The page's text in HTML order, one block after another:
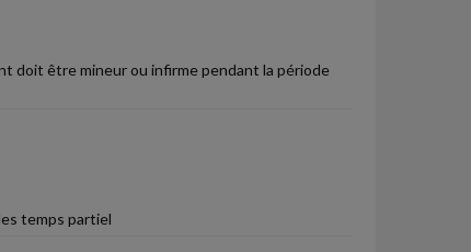
doit être mineur ou infirme pendant la période
temps partiel